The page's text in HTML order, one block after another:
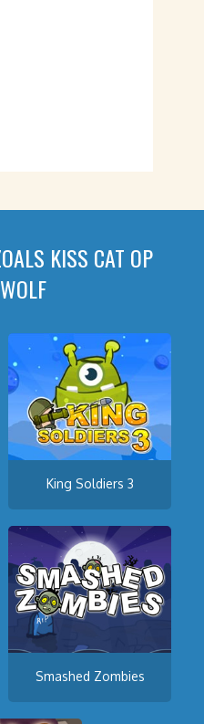
KISS CAT OP
King Soldiers 3
Smashed Zombies